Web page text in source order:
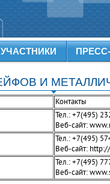
УЧАСТНИКИ
И
Контакты
Тел.: +7(495)
Веб-сайт:
Тел.: +7(495)
Веб-сайт:
Тел.: +7(495)
Веб-сайт: